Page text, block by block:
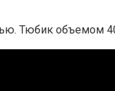
Тюбик объемом